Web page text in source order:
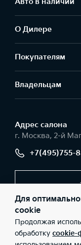
О Дилере
Покупателям
Владельцам
Адрес салонa
г. Москва, 2-й
+7(495)755-
© 2026 Юридические
(Фактический адрес:
Телефон:
Для
cookie
Продолжая
обработку cookie-